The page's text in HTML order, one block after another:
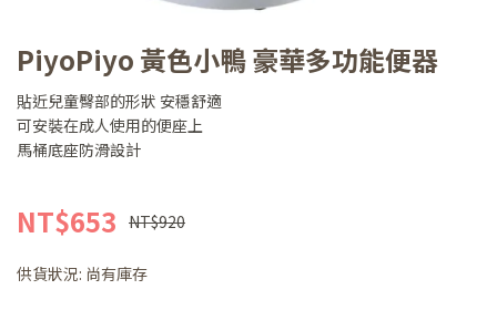
PiyoPiyo 黃色小鴨 豪華多功能便器
貼近兒童臀部的形狀 安穩舒適
可安裝在成人使用的便座上
馬桶底座防滑設計
NT$653 NT$920
供貨狀況: 尚有庫存